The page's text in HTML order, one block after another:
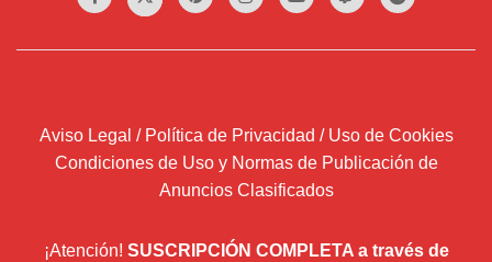
Aviso Legal / Política de Privacidad / Uso de Cookies
Condiciones de Uso y Normas de Publicación de
Anuncios Clasificados
¡Atención! SUSCRIPCIÓN COMPLETA a través de